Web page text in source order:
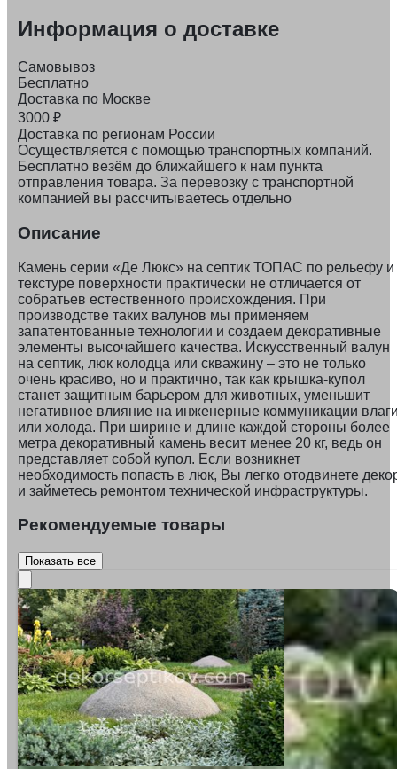
Информация о доставке
Самовывоз
Бесплатно
Доставка по Москве
3000 ₽
Доставка по регионам России
Осуществляется с помощью транспортных компаний.
Бесплатно везём до ближайшего к нам пункта
отправления товара. За перевозку с транспортной
компанией вы рассчитываетесь отдельно
Описание
Камень серии «Де Люкс» на септик ТОПАС по рельефу и
текстуре поверхности практически не отличается от
собратьев естественного происхождения. При
производстве таких валунов мы применяем
запатентованные технологии и создаем декоративные
элементы высочайшего качества. Искусственный валун
на септик, люк колодца или скважину – это не только
очень красиво, но и практично, так как крышка-купол
станет защитным барьером для животных, уменьшит
негативное влияние на инженерные коммуникации
или холода. При ширине и длине каждой стороны более
метра декоративный камень весит менее 20 кг, ведь он
представляет собой купол. Если возникнет
необходимость попасть в люк, Вы легко отодвинете
и займетесь ремонтом технической инфраструктуры.
Рекомендуемые товары
Показать все